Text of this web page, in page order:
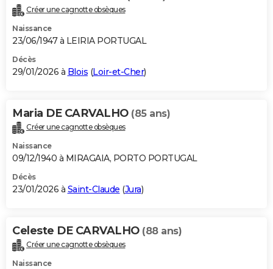
Créer une cagnotte obsèques
Naissance
23/06/1947 à LEIRIA PORTUGAL
Décès
29/01/2026 à Blois (Loir-et-Cher)
Maria DE CARVALHO (85 ans)
Créer une cagnotte obsèques
Naissance
09/12/1940 à MIRAGAIA, PORTO PORTUGAL
Décès
23/01/2026 à Saint-Claude (Jura)
Celeste DE CARVALHO (88 ans)
Créer une cagnotte obsèques
Naissance